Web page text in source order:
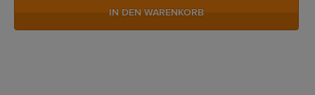
IN DEN WARENKORB